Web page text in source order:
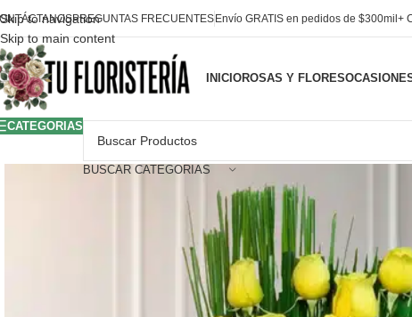
Skip to navigation
Skip to main content
PREGUNTAS FRECUENTESEnvío GRATIS en pedidos de $300mil+
INICIOROSAS Y FLORES
CATEGORIAS
BUSCAR CATEGORIAS